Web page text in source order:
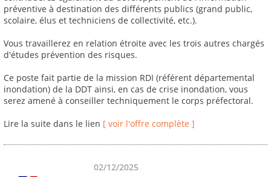
préventive à destination des différents publics (grand public,
scolaire, élus et techniciens de collectivité, etc.).
Vous travaillerez en relation étroite avec les trois autres chargés
d'études prévention des risques.
Ce poste fait partie de la mission RDI (référent départemental
inondation) de la DDT ainsi, en cas de crise inondation, vous
serez amené à conseiller techniquement le corps préfectoral.
Lire la suite dans le lien [ voir l'offre complète ]
02/12/2025